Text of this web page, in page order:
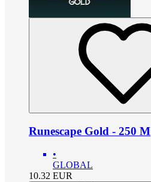
Runescape Gold - 250 M
•
GLOBAL
10.32 EUR